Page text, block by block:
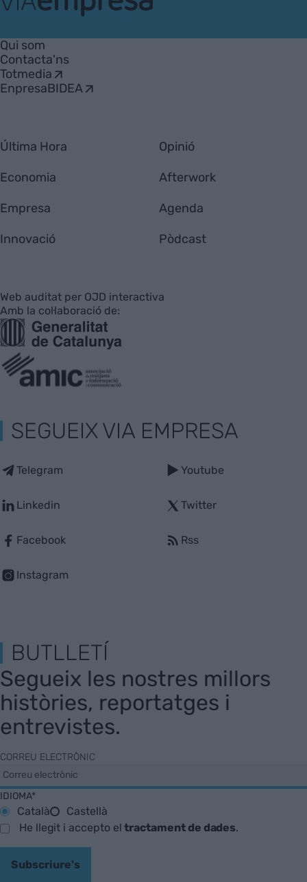
Empresa
Qui som
Contacta'ns
Totmedia
EnpresaBIDEA
Última Hora
Economia
Empresa
Innovació
Opinió
Afterwork
Agenda
Pòdcast
Web auditat per OJD interactiva
Amb la col·laboració de:
SEGUEIX VIA EMPRESA
Telegram
Linkedin
Facebook
Instagram
Youtube
Twitter
Rss
BUTLLETÍ
Segueix les nostres millors
històries, reportatges i
entrevistes.
CORREU ELECTRÒNIC
IDIOMA*
Català
Castellà
He llegit i accepto eltractament de dades.
Subscriure's